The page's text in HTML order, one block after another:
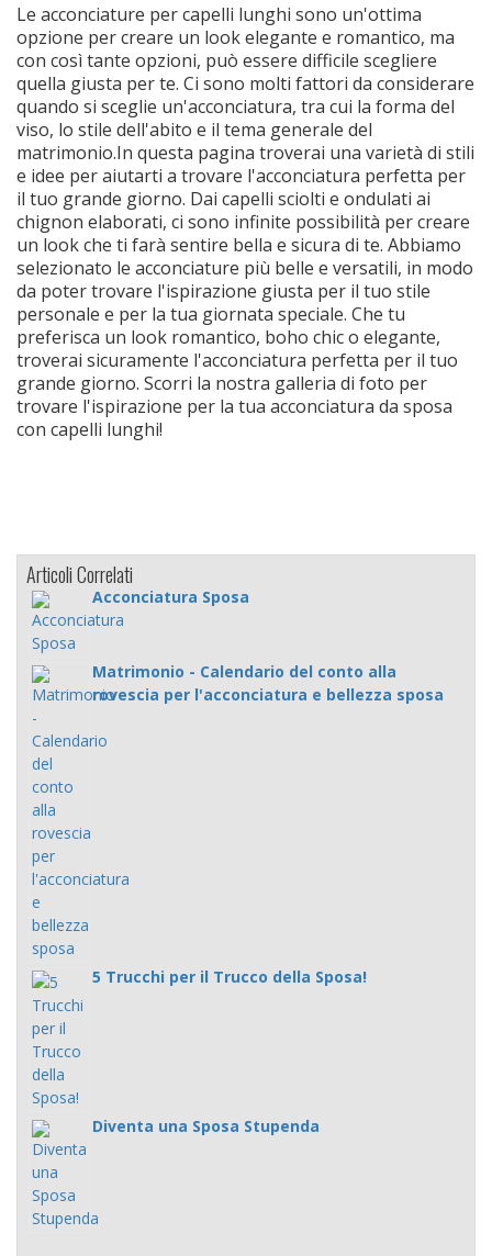
Le acconciature per capelli lunghi sono un'ottima
opzione per creare un look elegante e romantico, ma
con così tante opzioni, può essere difficile scegliere
quella giusta per te. Ci sono molti fattori da considerare
quando si sceglie un'acconciatura, tra cui la forma del
viso, lo stile dell'abito e il tema generale del
matrimonio.In questa pagina troverai una varietà di stili
e idee per aiutarti a trovare l'acconciatura perfetta per
il tuo grande giorno. Dai capelli sciolti e ondulati ai
chignon elaborati, ci sono infinite possibilità per creare
un look che ti farà sentire bella e sicura di te. Abbiamo
selezionato le acconciature più belle e versatili, in modo
da poter trovare l'ispirazione giusta per il tuo stile
personale e per la tua giornata speciale. Che tu
preferisca un look romantico, boho chic o elegante,
troverai sicuramente l'acconciatura perfetta per il tuo
grande giorno. Scorri la nostra galleria di foto per
trovare l'ispirazione per la tua acconciatura da sposa
con capelli lunghi!
Articoli Correlati
Acconciatura Sposa
Matrimonio - Calendario del conto alla
rovescia per l'acconciatura e bellezza sposa
5 Trucchi per il Trucco della Sposa!
Diventa una Sposa Stupenda